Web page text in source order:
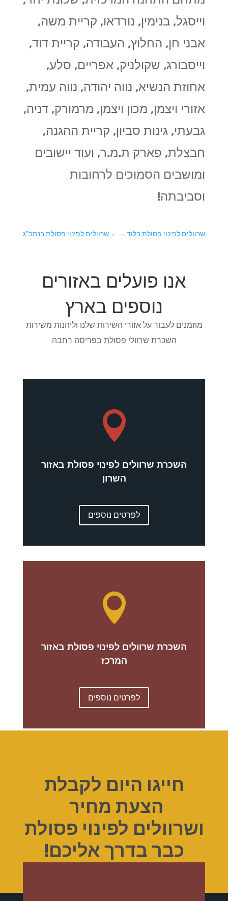
וייסגל, בנימין, נורדאו, קריית משה,
אבני חן, החלוץ, העבודה, קריית דוד,
וייסבורג, שקולניק, אפריים, סלע,
אחוזת הנשיא, נווה יהודה, נווה עמית,
אזורי ויצמן, מכון ויצמן, מרמורק, דניה,
גבעתי, גינות סביון, קריית ההגנה,
חבצלת, פארק ת.מ.ר, ועוד יישובים
ומושבים הסמוכים לרחובות
וסביבתה!
←שרוולים לפינוי פסולת בנתב"ג שרוולים לפינוי פסולת בלוד→
אנו פועלים באזורים
נוספים בארץ
מוזמנים לעבור על אזורי השירות שלנו וליהנות משירות
השכרת שרוולי פסולת בפריסה רחבה

השכרת שרוולים לפינוי פסולת באזור
השרון
לפרטים נוספים

השכרת שרוולים לפינוי פסולת באזור
המרכז
לפרטים נוספים
חייגו היום לקבלת
הצעת מחיר
ושרוולים לפינוי פסולת
כבר בדרך אליכם!